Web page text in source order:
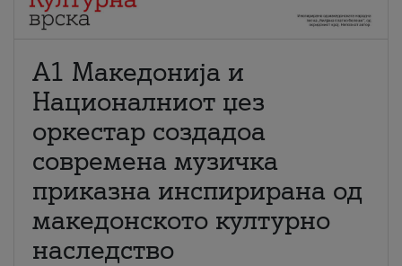
А1 Македонија и
Националниот џез
оркестар создадоа
современа музичка
приказна инспирирана од
македонското културно
наследство